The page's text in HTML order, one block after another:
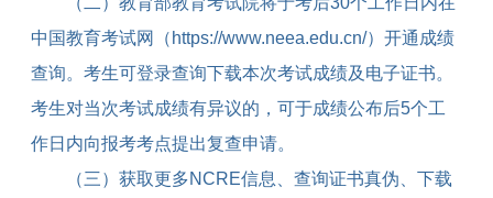
中国教育考试网（ https://www.neea.edu.cn/）开通成绩
查询。考生可登录查询下载本次考试成绩及电子证书。
考生对当次考试成绩有异议的，可于成绩公布后5个工
作日内向报考考点提出复查申请。
（三）获取更多NCRE信息、查询证书真伪、下载